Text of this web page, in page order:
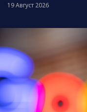
19 Август 2026